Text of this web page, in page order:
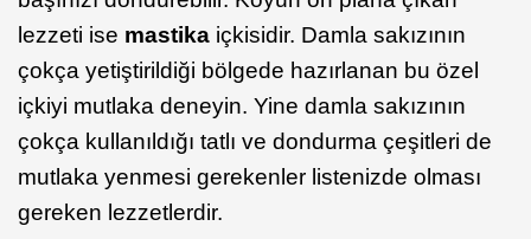
lezzeti ise mastika içkisidir. Damla sakızının
çokça yetiştirildiği bölgede hazırlanan bu özel
içkiyi mutlaka deneyin. Yine damla sakızının
çokça kullanıldığı tatlı ve dondurma çeşitleri de
mutlaka yenmesi gerekenler listenizde olması
gereken lezzetlerdir.